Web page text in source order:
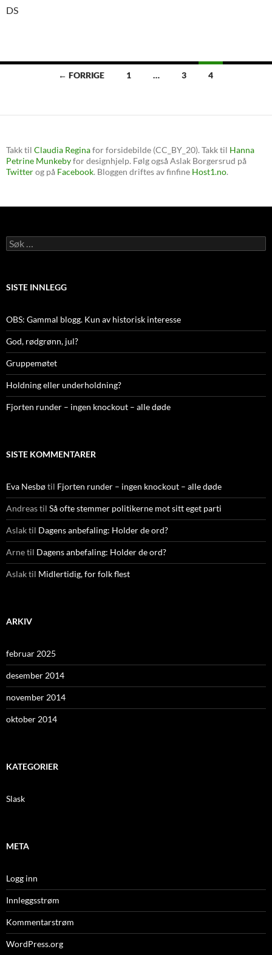
DS
Innleggsnavigasjon
← FORRIGE 1 … 3 4
Takk til Claudia Reginafor forsidebilde (CC_BY_20). Takk til Hanna
Petrine Munkebyfor designhjelp. Følg også Aslak Borgersrud på
Twitterog på Facebook. Bloggen driftes av finfine Host1.no.
Søk
etter:
SISTE INNLEGG
OBS: Gammal blogg. Kun av historisk interesse
God, rødgrønn, jul?
Gruppemøtet
Holdning eller underholdning?
Fjorten runder – ingen knockout – alle døde
SISTE KOMMENTARER
Eva Nesbøtil Fjorten runder – ingen knockout – alle døde
Andreastil Så ofte stemmer politikerne mot sitt eget parti
Aslaktil Dagens anbefaling: Holder de ord?
Arnetil Dagens anbefaling: Holder de ord?
Aslaktil Midlertidig, for folk flest
ARKIV
februar 2025
desember 2014
november 2014
oktober 2014
KATEGORIER
Slask
META
Logg inn
Innleggsstrøm
Kommentarstrøm
WordPress.org